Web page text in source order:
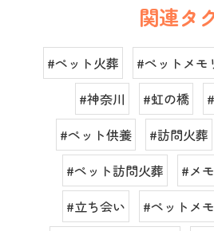
関連タ
#ペット火葬 #ペットメモ
#神奈川
#虹の橋
#ペット供養
#訪問火葬
#ペット訪問火葬
#メ
#立ち会い
#ペットメ